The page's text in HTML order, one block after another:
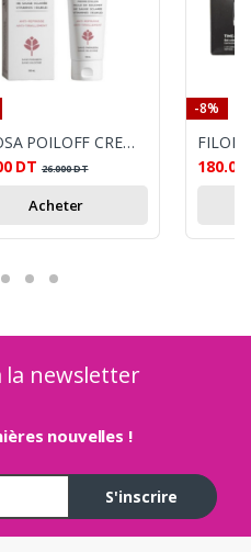
MIROSA POILOFF CREME ANTI REPOUSSE 100ML
DT 26.000DT
Acheter
-8%
la newsletter
nouvelles !
S'inscrire